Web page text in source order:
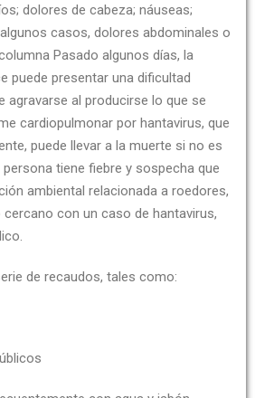
dolores de cabeza; náuseas;
casos, dolores abdominales o
Pasado algunos días, la
puede presentar una dificultad
agravarse al producirse lo que se
cardiopulmonar por hantavirus, que
puede llevar a la muerte si no es
tiene fiebre y sospecha que
ambiental relacionada a roedores,
con un caso de hantavirus,
de recaudos, tales como: